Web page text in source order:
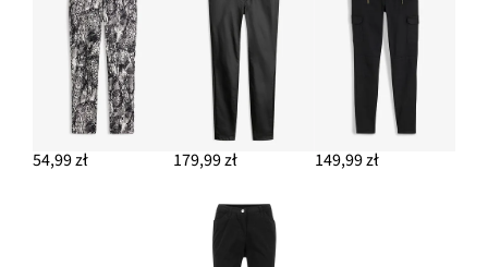
54,99 zł 179,99 zł 149,99 zł